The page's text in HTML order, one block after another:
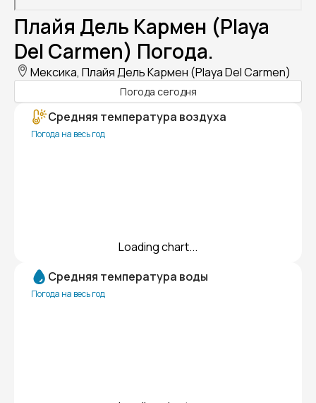
Плайя Дель Кармен (Playa
Del Carmen) Погода.
Мексика, Плайя Дель Кармен (Playa Del Carmen)
Погода сегодня
Средняя температура воздуха
Погода на весь год
Loading chart...
Средняя температура воды
Погода на весь год